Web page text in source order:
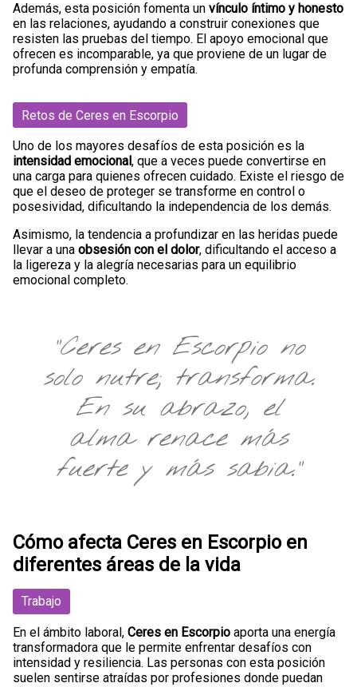
Además, esta posición fomenta un vínculo íntimo y honesto
en las relaciones, ayudando a construir conexiones que
resisten las pruebas del tiempo. El apoyo emocional que
ofrecen es incomparable, ya que proviene de un lugar de
profunda comprensión y empatía.
Retos de Ceres en Escorpio
Uno de los mayores desafíos de esta posición es la
intensidad emocional, que a veces puede convertirse en
una carga para quienes ofrecen cuidado. Existe el riesgo de
que el deseo de proteger se transforme en control o
posesividad, dificultando la independencia de los demás.
Asimismo, la tendencia a profundizar en las heridas puede
llevar a una obsesión con el dolor, dificultando el acceso a
la ligereza y la alegría necesarias para un equilibrio
emocional completo.
"Ceres en Escorpio no
solo nutre; transforma.
En su abrazo, el
alma renace más
fuerte y más sabia."
Cómo afecta Ceres en Escorpio en
diferentes áreas de la vida
Trabajo
En el ámbito laboral, Ceres en Escorpio aporta una energía
transformadora que le permite enfrentar desafíos con
intensidad y resiliencia. Las personas con esta posición
suelen sentirse atraídas por profesiones donde puedan